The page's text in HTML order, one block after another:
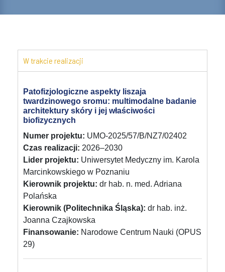
W trakcie realizacji
Patofizjologiczne aspekty liszaja
twardzinowego sromu: multimodalne badanie
architektury skóry i jej właściwości
biofizycznych
Numer projektu: UMO-2025/57/B/NZ7/02402
Czas realizacji: 2026–2030
Lider projektu: Uniwersytet Medyczny im. Karola
Marcinkowskiego w Poznaniu
Kierownik projektu: dr hab. n. med. Adriana
Polańska
Kierownik (Politechnika Śląska): dr hab. inż.
Joanna Czajkowska
Finansowanie: Narodowe Centrum Nauki (OPUS
29)